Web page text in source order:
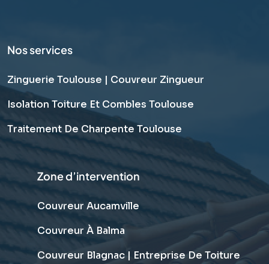
Nos services
Zinguerie Toulouse | Couvreur Zingueur
Isolation Toiture Et Combles Toulouse
Traitement De Charpente Toulouse
Zone d’intervention
Couvreur Aucamville
Couvreur À Balma
Couvreur Blagnac | Entreprise De Toiture